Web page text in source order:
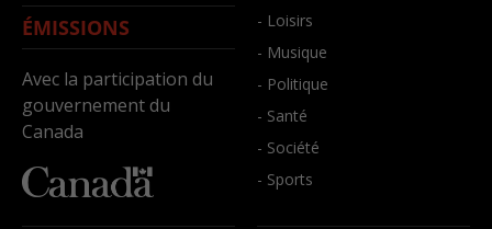
ÉMISSIONS
Avec la participation du
gouvernement du
Canada
- Loisirs
- Musique
- Politique
- Santé
- Société
- Sports